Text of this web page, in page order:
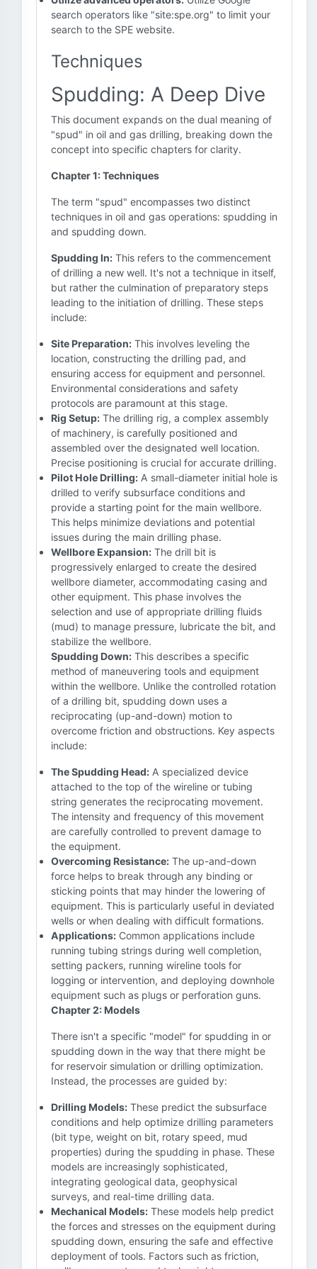
search operators like "site:spe.org" to limit your
search to the SPE website.
Techniques
Spudding: A Deep Dive
This document expands on the dual meaning of
"spud" in oil and gas drilling, breaking down the
concept into specific chapters for clarity.
Chapter 1: Techniques
The term "spud" encompasses two distinct
techniques in oil and gas operations: spudding in
and spudding down.
Spudding In: This refers to the commencement
of drilling a new well. It's not a technique in itself,
but rather the culmination of preparatory steps
leading to the initiation of drilling. These steps
include:
Site Preparation: This involves leveling the
location, constructing the drilling pad, and
ensuring access for equipment and personnel.
Environmental considerations and safety
protocols are paramount at this stage.
Rig Setup: The drilling rig, a complex assembly
of machinery, is carefully positioned and
assembled over the designated well location.
Precise positioning is crucial for accurate drilling.
Pilot Hole Drilling: A small-diameter initial hole is
drilled to verify subsurface conditions and
provide a starting point for the main wellbore.
This helps minimize deviations and potential
issues during the main drilling phase.
Wellbore Expansion: The drill bit is
progressively enlarged to create the desired
wellbore diameter, accommodating casing and
other equipment. This phase involves the
selection and use of appropriate drilling fluids
(mud) to manage pressure, lubricate the bit, and
stabilize the wellbore.
Spudding Down: This describes a specific
method of maneuvering tools and equipment
within the wellbore. Unlike the controlled rotation
of a drilling bit, spudding down uses a
reciprocating (up-and-down) motion to
overcome friction and obstructions. Key aspects
include:
The Spudding Head: A specialized device
attached to the top of the wireline or tubing
string generates the reciprocating movement.
The intensity and frequency of this movement
are carefully controlled to prevent damage to
the equipment.
Overcoming Resistance: The up-and-down
force helps to break through any binding or
sticking points that may hinder the lowering of
equipment. This is particularly useful in deviated
wells or when dealing with difficult formations.
Applications: Common applications include
running tubing strings during well completion,
setting packers, running wireline tools for
logging or intervention, and deploying downhole
equipment such as plugs or perforation guns.
Chapter 2: Models
There isn't a specific "model" for spudding in or
spudding down in the way that there might be
for reservoir simulation or drilling optimization.
Instead, the processes are guided by:
Drilling Models: These predict the subsurface
conditions and help optimize drilling parameters
(bit type, weight on bit, rotary speed, mud
properties) during the spudding in phase. These
models are increasingly sophisticated,
integrating geological data, geophysical
surveys, and real-time drilling data.
Mechanical Models: These models help predict
the forces and stresses on the equipment during
spudding down, ensuring the safe and effective
deployment of tools. Factors such as friction,